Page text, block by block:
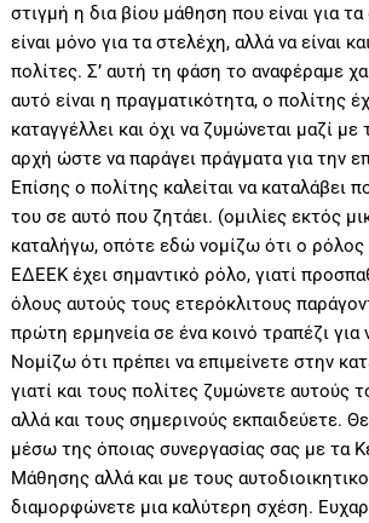
στιγμή η δια βίου μάθηση που είναι για
είναι μόνο για τα στελέχη, αλλά να είναι
πολίτες. Σ’ αυτή τη φάση το αναφέραμε
αυτό είναι η πραγματικότητα, ο πολίτης
καταγγέλλει και όχι να ζυμώνεται μαζί με
αρχή ώστε να παράγει πράγματα για την
Επίσης ο πολίτης καλείται να καταλάβει
του σε αυτό που ζητάει. (ομιλίες εκτός
καταλήγω, οπότε εδώ νομίζω ότι ο
ΕΔΕΕΚ έχει σημαντικό ρόλο, γιατί
όλους αυτούς τους ετερόκλιτους
πρώτη ερμηνεία σε ένα κοινό τραπέζι για
Νομίζω ότι πρέπει να επιμείνετε στην
γιατί και τους πολίτες ζυμώνετε αυτούς
αλλά και τους σημερινούς εκπαιδεύετε.
μέσω της όποιας συνεργασίας σας με τα
Μάθησης αλλά και με τους
διαμορφώνετε μια καλύτερη σχέση.